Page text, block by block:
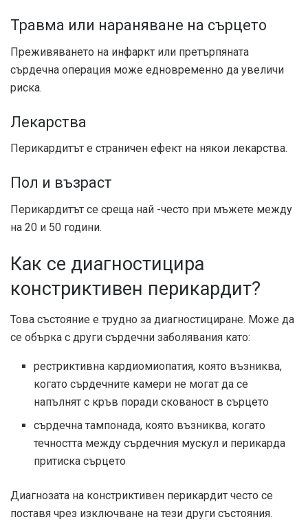
Травма или нараняване на сърцето
Преживяването на инфаркт или претърпяната
сърдечна операция може едновременно да увеличи
риска.
Лекарства
Перикардитът е страничен ефект на някои лекарства.
Пол и възраст
Перикардитът се среща най -често при мъжете между
на 20 и 50 години.
Как се диагностицира
констриктивен перикардит?
Това състояние е трудно за диагностициране. Може да
се обърка с други сърдечни заболявания като:
рестриктивна кардиомиопатия, която възниква,
когато сърдечните камери не могат да се
напълнят с кръв поради скованост в сърцето
сърдечна тампонада, която възниква, когато
течността между сърдечния мускул и перикарда
притиска сърцето
Диагнозата на констриктивен перикардит често се
поставя чрез изключване на тези други състояния.